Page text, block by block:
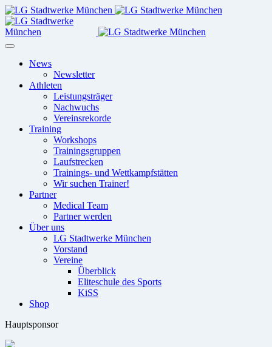
News
Newsletter
Athleten
Leistungsträger
Nachwuchs
Vereinsrekorde
Training
Workshops
Trainingsgruppen
Laufstrecken
Trainings- und Wettkampfstätten
Wir suchen Trainer!
Partner
Medical Team
Partner werden
Über uns
LG Stadtwerke München
Vorstand
Vereine
Überblick
Eliteschule des Sports
KiSS
Shop
Hauptsponsor